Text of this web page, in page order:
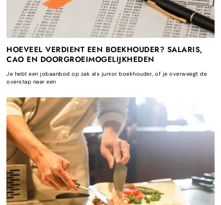
HOEVEEL VERDIENT EEN BOEKHOUDER? SALARIS,
CAO EN DOORGROEIMOGELIJKHEDEN
Je hebt een jobaanbod op zak als junior boekhouder, of je overweegt de
overstap naar een